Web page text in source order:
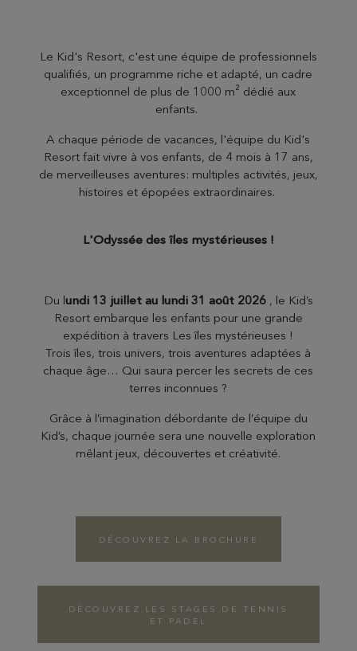
Le Kid's Resort, c'est une équipe de professionnels
qualifiés, un programme riche et adapté, un cadre
exceptionnel de plus de 1000 m² dédié aux
enfants.
A chaque période de vacances, l'équipe du Kid's
Resort fait vivre à vos enfants, de 4 mois à 17 ans,
de merveilleuses aventures: multiples activités, jeux,
histoires et épopées extraordinaires.
L'Odyssée des îles mystérieuses !
Du lundi 13 juillet au lundi 31 août 2026, le Kid’s
Resort embarque les enfants pour une grande
expédition à travers Les îles mystérieuses !
Trois îles, trois univers, trois aventures adaptées à
chaque âge… Qui saura percer les secrets de ces
terres inconnues ?
Grâce à l’imagination débordante de l’équipe du
Kid’s, chaque journée sera une nouvelle exploration
mêlant jeux, découvertes et créativité.
DÉCOUVREZ LA BROCHURE
DÉCOUVREZ LES STAGES DE TENNIS
ET PADEL